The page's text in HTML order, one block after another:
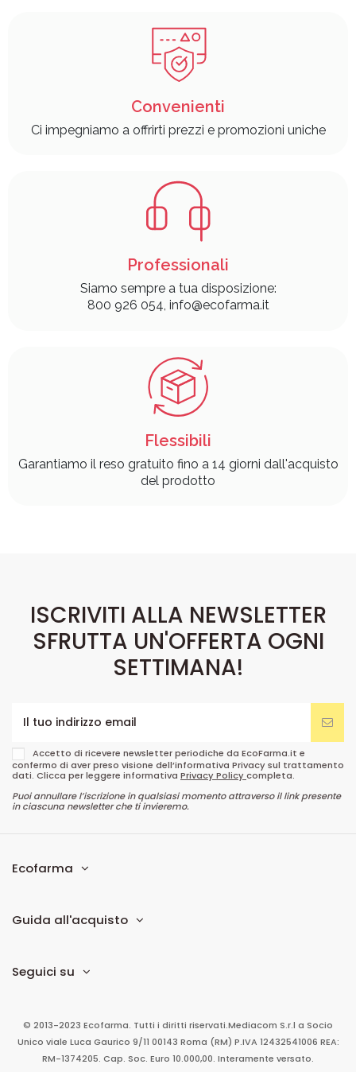
Convenienti
Ci impegniamo a offrirti prezzi e promozioni uniche
Professionali
Siamo sempre a tua disposizione:
800 926 054, info@ecofarma.it
Flessibili
Garantiamo il reso gratuito fino a 14 giorni dall'acquisto
del prodotto
ISCRIVITI ALLA NEWSLETTER
SFRUTTA UN'OFFERTA OGNI
SETTIMANA!
Accetto di ricevere newsletter periodiche da EcoFarma.it e
confermo di aver preso visione dell’informativa Privacy sul trattamento
dati. Clicca per leggere informativa Privacy Policycompleta.
Puoi annullare l’iscrizione in qualsiasi momento attraverso il link presente
in ciascuna newsletter che ti invieremo.
Ecofarma
Guida all'acquisto
Seguici su
© 2013-2023 Ecofarma. Tutti i diritti riservati.Mediacom S.r.l a Socio
Unico viale Luca Gaurico 9/11 00143 Roma (RM) P.IVA 12432541006 REA:
RM-1374205. Cap. Soc. Euro 10.000,00. Interamente versato.